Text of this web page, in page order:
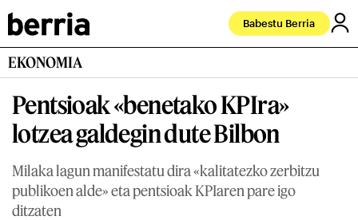
Babestu Berria
EKONOMIA
Pentsioak «benetako KPIra»
lotzea galdegin dute Bilbon
Milaka lagun manifestatu dira «kalitatezko zerbitzu
publikoen alde» eta pentsioak KPIaren pare igo
ditzaten